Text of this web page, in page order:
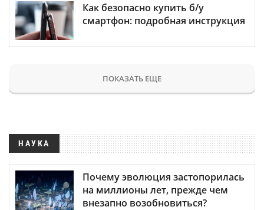
Как безопасно купить б/у
смартфон: подробная инструкция
ПОКАЗАТЬ ЕЩЕ
НАУКА
Почему эволюция застопорилась
на миллионы лет, прежде чем
внезапно возобновиться?